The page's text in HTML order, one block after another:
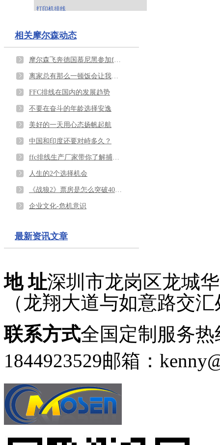
打印机排线
相关摩尔森动态
摩尔森飞奔德国慕尼黑参加ffc排线展会
离家总有那么一顿饭会让我们吃的泪流满面
FFC排线在国内的发展趋势
不要在奋斗的年龄选择安逸
美好的一天用心态扬帆起航
中国和印度还要对峙多久？
ffc排线生产厂家带你了解捕鸟说
人生的2个选择机会
《战狼2》票房是怎么突破40余亿的呢？
企业文化-危机意识
最新资讯文章
地 址深圳市龙岗区龙城
（龙翔大道与如意路交
联系方式全国定制服务热
1844923529邮箱：